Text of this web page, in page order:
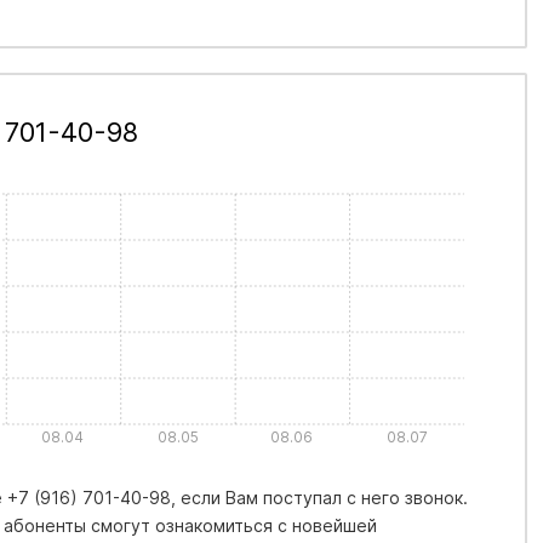
40-98
08.04 08.05 08.06 08.07
(916) 701-40-98, если Вам поступал с него звонок.
смогут ознакомиться с новейшей